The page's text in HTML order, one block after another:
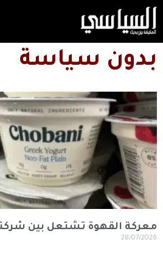
بدون سياسة
معركة القهوة تشتعل بين
28/07/2026